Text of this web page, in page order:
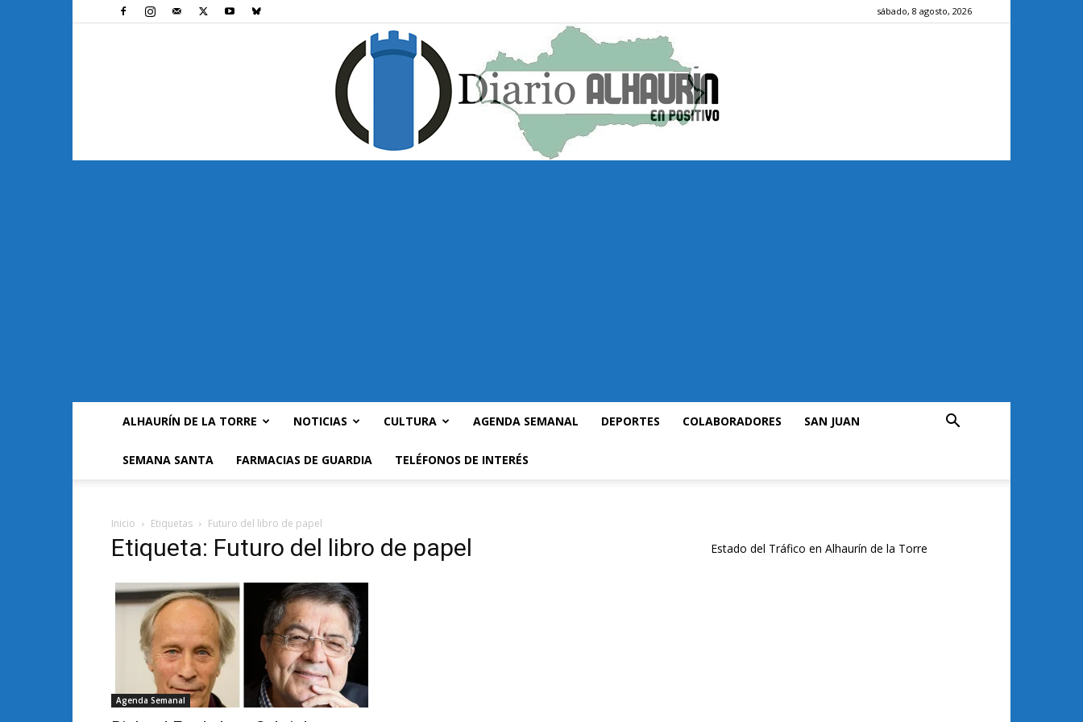
sábado, 8 agosto, 2026
ALHAURÍN DE LA TORRE NOTICIAS CULTURA AGENDA SEMANAL DEPORTES COLABORADORES SAN JUAN
SEMANA SANTA FARMACIAS DE GUARDIA TELÉFONOS DE INTERÉS
Inicio Etiquetas Futuro del libro de papel
Etiqueta: Futuro del libro de papel
Agenda Semanal
Estado del Tráfico en Alhaurín de la Torre